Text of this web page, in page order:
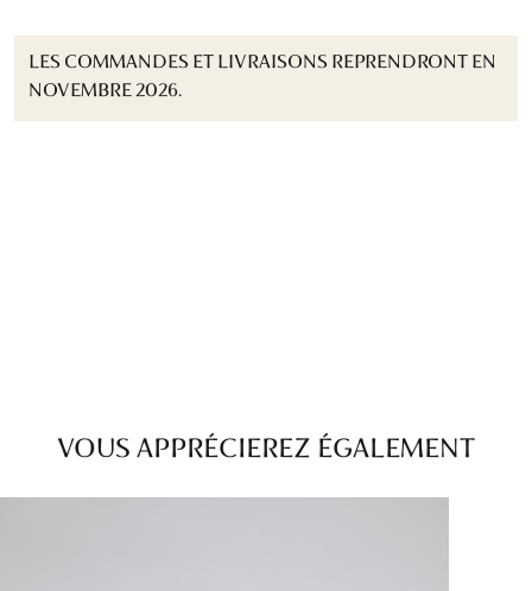
LES COMMANDES ET LIVRAISONS REPRENDRONT EN
NOVEMBRE 2026.
VOUS APPRÉCIEREZ ÉGALEMENT